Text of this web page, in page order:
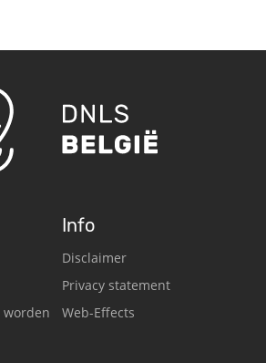
Info
Disclaimer
Privacy statement
Web-Effects